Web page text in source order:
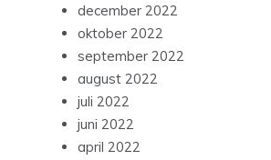
december 2022
oktober 2022
september 2022
august 2022
juli 2022
juni 2022
april 2022